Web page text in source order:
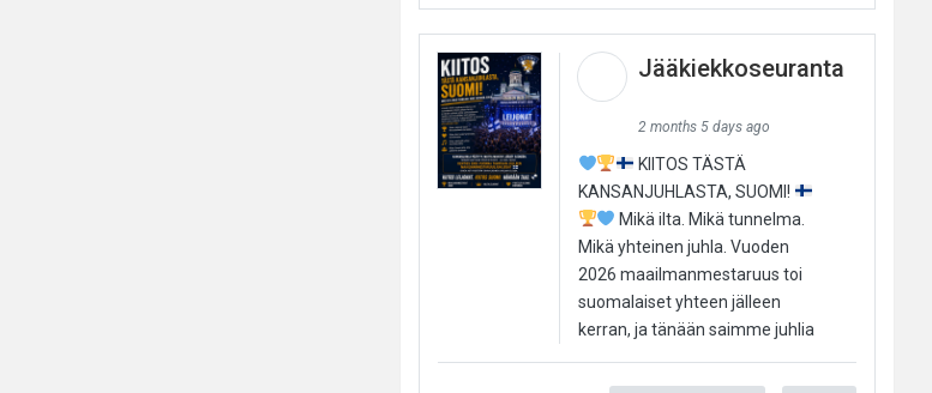
Jääkiekkoseuranta
2 months 5 days ago
KIITOS TÄSTÄ
KANSANJUHLASTA, SUOMI!
Mikä ilta. Mikä tunnelma.
Mikä yhteinen juhla. Vuoden
2026 maailmanmestaruus toi
suomalaiset yhteen jälleen
kerran, ja tänään saimme juhlia